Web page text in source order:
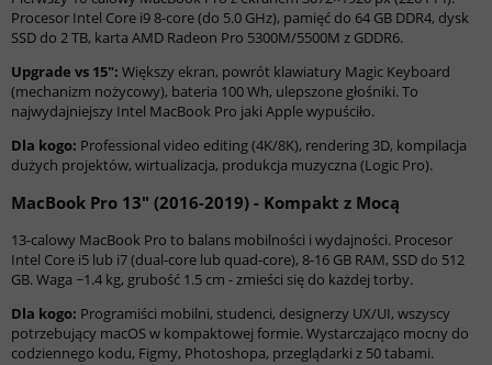
Procesor Intel Core i9 8-core (do 5.0 GHz), pamięć do 64 GB DDR4, dysk
SSD do 2 TB, karta AMD Radeon Pro 5300M/5500M z GDDR6.
Upgrade vs 15": Większy ekran, powrót klawiatury Magic Keyboard
(mechanizm nożycowy), bateria 100 Wh, ulepszone głośniki. To
najwydajniejszy Intel MacBook Pro jaki Apple wypuściło.
Dla kogo: Professional video editing (4K/8K), rendering 3D, kompilacja
dużych projektów, wirtualizacja, produkcja muzyczna (Logic Pro).
MacBook Pro 13" (2016-2019) - Kompakt z Mocą
13-calowy MacBook Pro to balans mobilności i wydajności. Procesor
Intel Core i5 lub i7 (dual-core lub quad-core), 8-16 GB RAM, SSD do 512
GB. Waga ~1.4 kg, grubość 1.5 cm - zmieści się do każdej torby.
Dla kogo: Programiści mobilni, studenci, designerzy UX/UI, wszyscy
potrzebujący macOS w kompaktowej formie. Wystarczająco mocny do
codziennego kodu, Figmy, Photoshopa, przeglądarki z 50 tabami.